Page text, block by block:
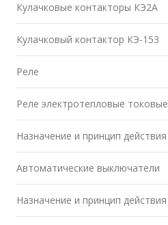
Кулачковые контакторы КЭ2А
Кулачковый контактор КЭ-153
Реле
Реле электротепловые токовые
Назначение и принцип действия
Автоматические выключатели
Назначение и принцип действия